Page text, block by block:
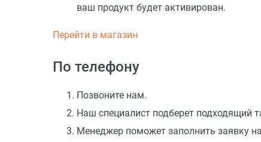
ваш продукт будет активирован.
Перейти в магазин
По телефону
Позвоните нам.
Наш специалист подберет подходящий
Менеджер поможет заполнить заявку